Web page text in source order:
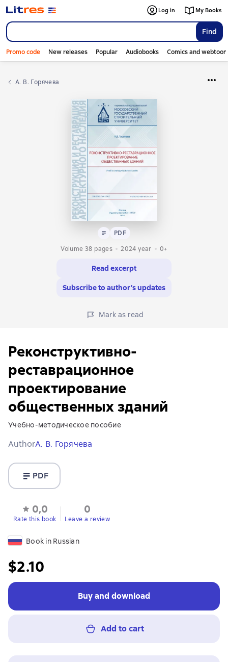
Find
Log in My Books
Promo code New releases Popular Audiobooks Comics and
А. В. Горячева
Text PDF
PDF
Volume 38 pages
2024 year 0+
Read excerpt
Subscribe to author’s updates
Mark as read
Реконструктивно-
реставрационное
проектирование
общественных зданий
Учебно-методическое пособие
AuthorА. В. Горячева
PDF
0,0
Rate this book
0
Leave a review
Book in Russian
$2.10
Buy and download
Add to cart